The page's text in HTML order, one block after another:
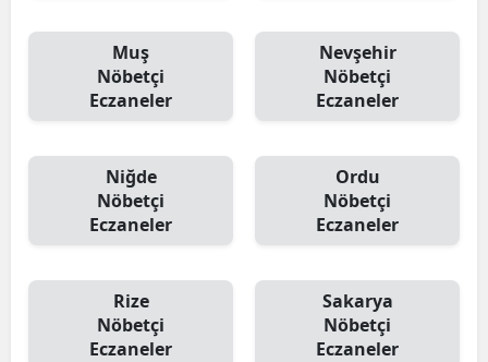
Muş
Nöbetçi
Eczaneler
Nevşehir
Nöbetçi
Eczaneler
Niğde
Nöbetçi
Eczaneler
Ordu
Nöbetçi
Eczaneler
Rize
Nöbetçi
Eczaneler
Sakarya
Nöbetçi
Eczaneler